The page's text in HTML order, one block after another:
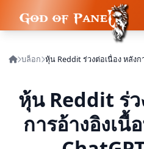
บล็อก
หุ้น Reddit ร่ว
การอ้างอิงเ